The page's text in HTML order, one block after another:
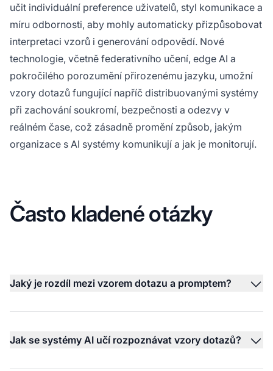
učit individuální preference uživatelů, styl komunikace a
míru odbornosti, aby mohly automaticky přizpůsobovat
interpretaci vzorů i generování odpovědí. Nové
technologie, včetně federativního učení, edge AI a
pokročilého porozumění přirozenému jazyku, umožní
vzory dotazů fungující napříč distribuovanými systémy
při zachování soukromí, bezpečnosti a odezvy v
reálném čase, což zásadně promění způsob, jakým
organizace s AI systémy komunikují a jak je monitorují.
Často kladené otázky
Jaký je rozdíl mezi vzorem dotazu a promptem?
Jak se systémy AI učí rozpoznávat vzory dotazů?